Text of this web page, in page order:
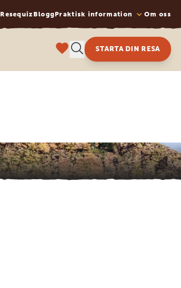
Resequiz BloggPraktisk information Om oss
STARTA DIN RESA